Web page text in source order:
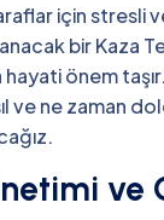
için stresli
bir Kaza
hayati önem
ve ne zaman